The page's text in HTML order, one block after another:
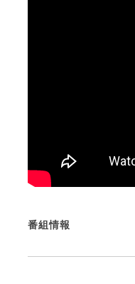
番組情報